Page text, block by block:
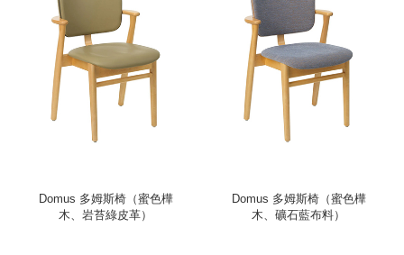
Domus 多姆斯椅（蜜色樺
木、岩苔綠皮革）
Domus 多姆斯椅（蜜色樺
木、礦石藍布料）